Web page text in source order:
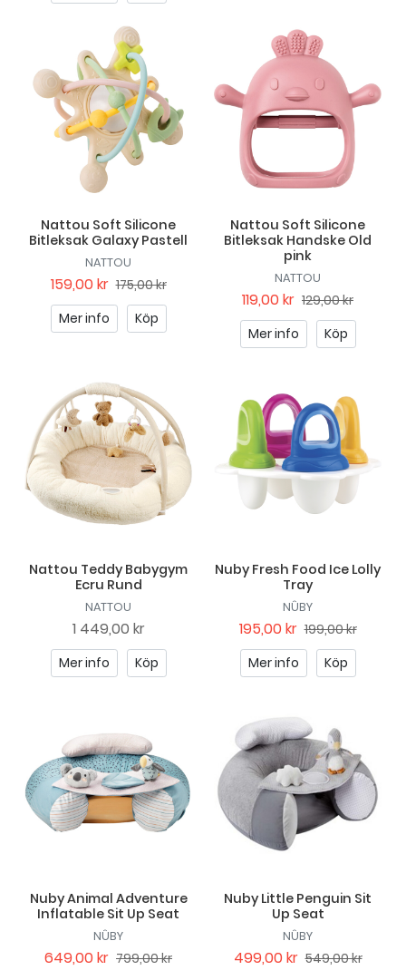
Nattou Soft Silicone
Bitleksak Galaxy Pastell
NATTOU
159,00 kr 175,00 kr
Mer info
Köp
Nattou Soft Silicone
Bitleksak Handske Old
pink
NATTOU
119,00 kr 129,00 kr
Mer info
Köp
Nattou Teddy Babygym
Ecru Rund
NATTOU
1 449,00 kr
Mer info Köp
Nuby Fresh Food Ice Lolly
Tray
NÛBY
195,00 kr 199,00 kr
Mer info
Köp
Nuby Animal Adventure
Inflatable Sit Up Seat
NÛBY
649,00 kr 799,00 kr
Nuby Little Penguin Sit
Up Seat
NÛBY
499,00 kr 549,00 kr